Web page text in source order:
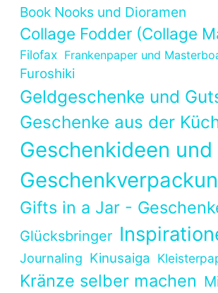
Book Nooks und Dioramen
Collage Fodder (Collage
Filofax Frankenpaper und
Furoshiki
Geldgeschenke und
Geschenke aus der
Geschenkideen und
Gifts in a Jar -
Glücksbringer
Journaling Kinusaiga
Kränze selber machen